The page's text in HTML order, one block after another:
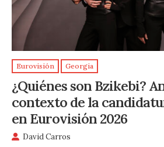
Eurovisión Georgia
¿Quiénes son Bzikebi?
contexto de la
en Eurovisión 2026
David Carros